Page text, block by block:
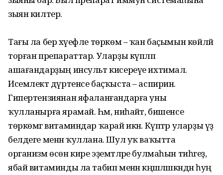
зыян килтерә.
Тағы ла бер хәүефле төркөм – ҡан баҫымын көйләй
торған препараттар. Уларҙы күпләп
ашағандарҙың инсульт кисереүе ихтимал.
Исемлектә дүртенсе баҫҡыста – аспирин.
Гипертензиянан яфаланғандарға уны
ҡулланырға ярамай. Һәм, ниһайәт, бишенсе
төркөмгә витаминдар ҡарай икән. Күптәр уларҙы үҙ
белдеге менән ҡуллана. Шул уҡ ваҡытта
организм өсөн кире эҙемтәләре булмаһын тиһәгеҙ,
ябай витаминды ла табип менән кәңәшләшкәндән һуң